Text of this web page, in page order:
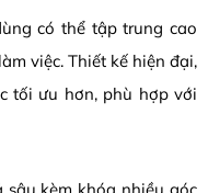
có thể tập trung cao
việc. Thiết kế hiện đại,
tối ưu hơn, phù hợp với